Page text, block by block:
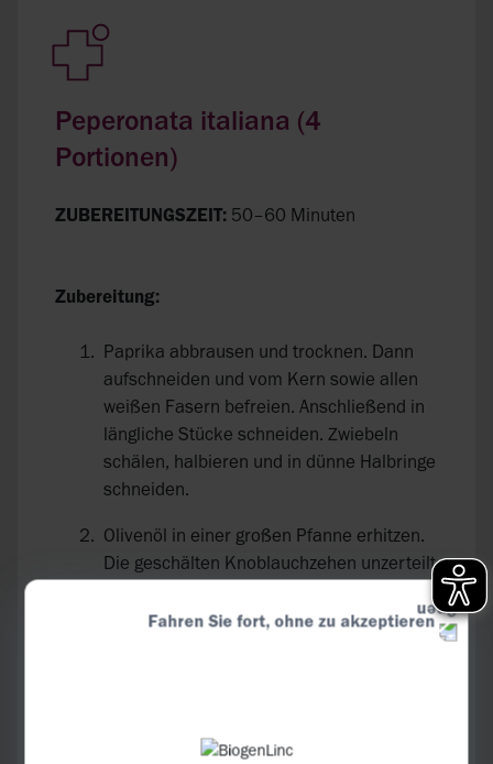
Fahren Sie fort, ohne zu akzeptieren
Peperonata italiana (4
Portionen)
ZUBEREITUNGSZEIT: 50–60 Minuten
Zubereitung:
Paprika abbrausen und trocknen. Dann
aufschneiden und vom Kern sowie allen
weißen Fasern befreien. Anschließend in
längliche Stücke schneiden. Zwiebeln
schälen, halbieren und in dünne Halbringe
schneiden.
Olivenöl in einer großen Pfanne erhitzen.
Die geschälten Knoblauchzehen unzerteilt
Zwiebeln hinzufügen und auf mittlerer
und Pfeffer würzen. Alles gut vermischen